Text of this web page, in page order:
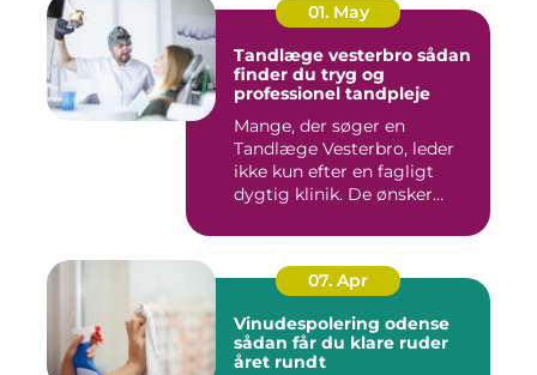
01. May
Tandlæge vesterbro sådan
finder du tryg og
professionel tandpleje
Mange, der søger en
Tandlæge Vesterbro, leder
ikke kun efter en fagligt
dygtig klinik. De ønsker
07. Apr
Vinudespolering odense
sådan får du klare ruder
året rundt